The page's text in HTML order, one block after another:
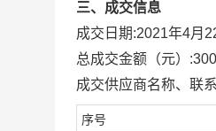
三、成交信息
成交日期:2021年4月
总成交金额（元）:300
成交供应商名称、联
序号